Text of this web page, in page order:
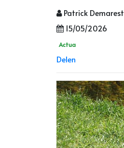
Patrick Demarest
15/05/2026
Actua
Delen